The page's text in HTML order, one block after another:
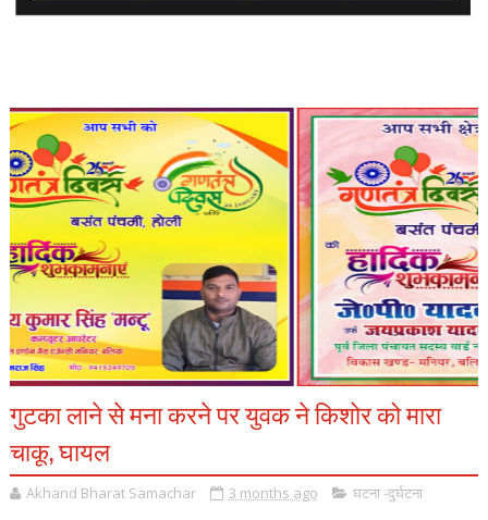
गुटका लाने से मना करने पर युवक ने किशोर को मारा
चाकू, घायल
Akhand Bharat Samachar 3 months ago घटना -दुर्घटना